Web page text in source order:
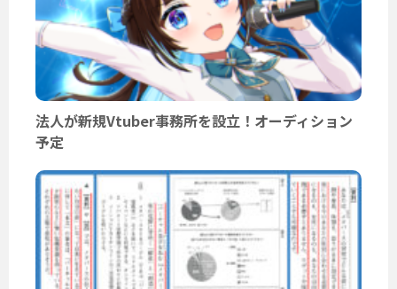
法人が新規Vtuber事務所を設立！オーディション
予定